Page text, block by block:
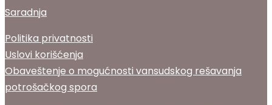
Saradnja
Politika privatnosti
Uslovi korišćenja
Obaveštenje o mogućnosti vansudskog rešavanja
potrošačkog spora